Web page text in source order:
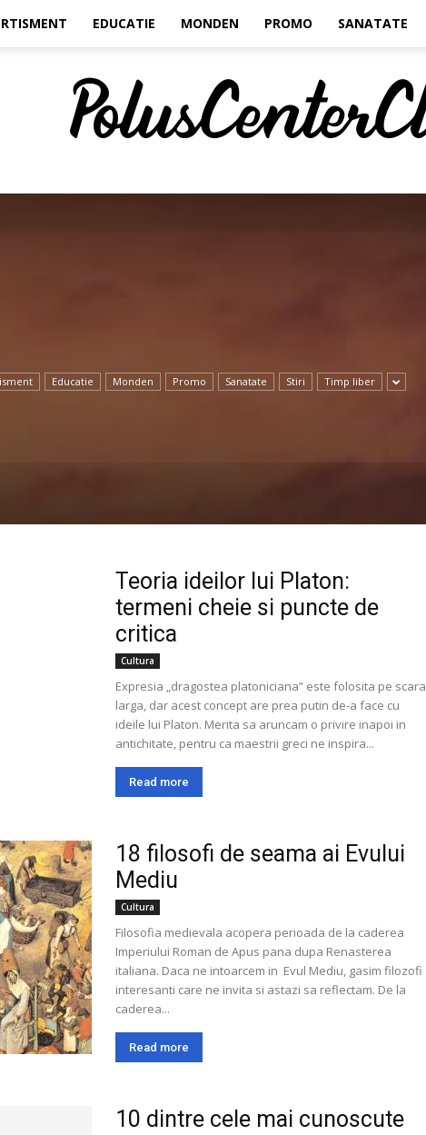
EDUCATIE MONDEN PROMO SANATATE
Center
Cluj
Educatie Monden Promo Sanatate Stiri Timp liber
Teoria ideilor lui Platon:
termeni cheie si puncte de
critica
Cultura
Expresia „dragostea platoniciana” este folosita pe scara
larga, dar acest concept are prea putin de-a face cu
ideile lui Platon. Merita sa aruncam o privire inapoi in
antichitate, pentru ca maestrii greci ne inspira...
Read more
18 filosofi de seama ai Evului
Mediu
Cultura
Filosofia medievala acopera perioada de la caderea
Imperiului Roman de Apus pana dupa Renasterea
italiana. Daca ne intoarcem in Evul Mediu, gasim filozofi
interesanti care ne invita si astazi sa reflectam. De la
caderea...
Read more
10 dintre cele mai cunoscute